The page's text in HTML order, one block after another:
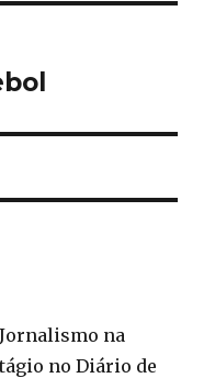
na
no Diário de